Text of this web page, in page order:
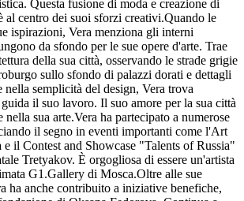
Questa fusione di moda e creazione di
al centro dei suoi sforzi creativi.Quando le
ispirazioni, Vera menziona gli interni
da sfondo per le sue opere d'arte. Trae
della sua città, osservando le strade grigie
sullo sfondo di palazzi dorati e dettagli
semplicità del design, Vera trova
il suo lavoro. Il suo amore per la sua città
sua arte.Vera ha partecipato a numerose
il segno in eventi importanti come l'Art
il Contest and Showcase "Talents of Russia"
Tretyakov. È orgogliosa di essere un'artista
G1.Gallery di Mosca.Oltre alle sue
ha anche contribuito a iniziative benefiche,